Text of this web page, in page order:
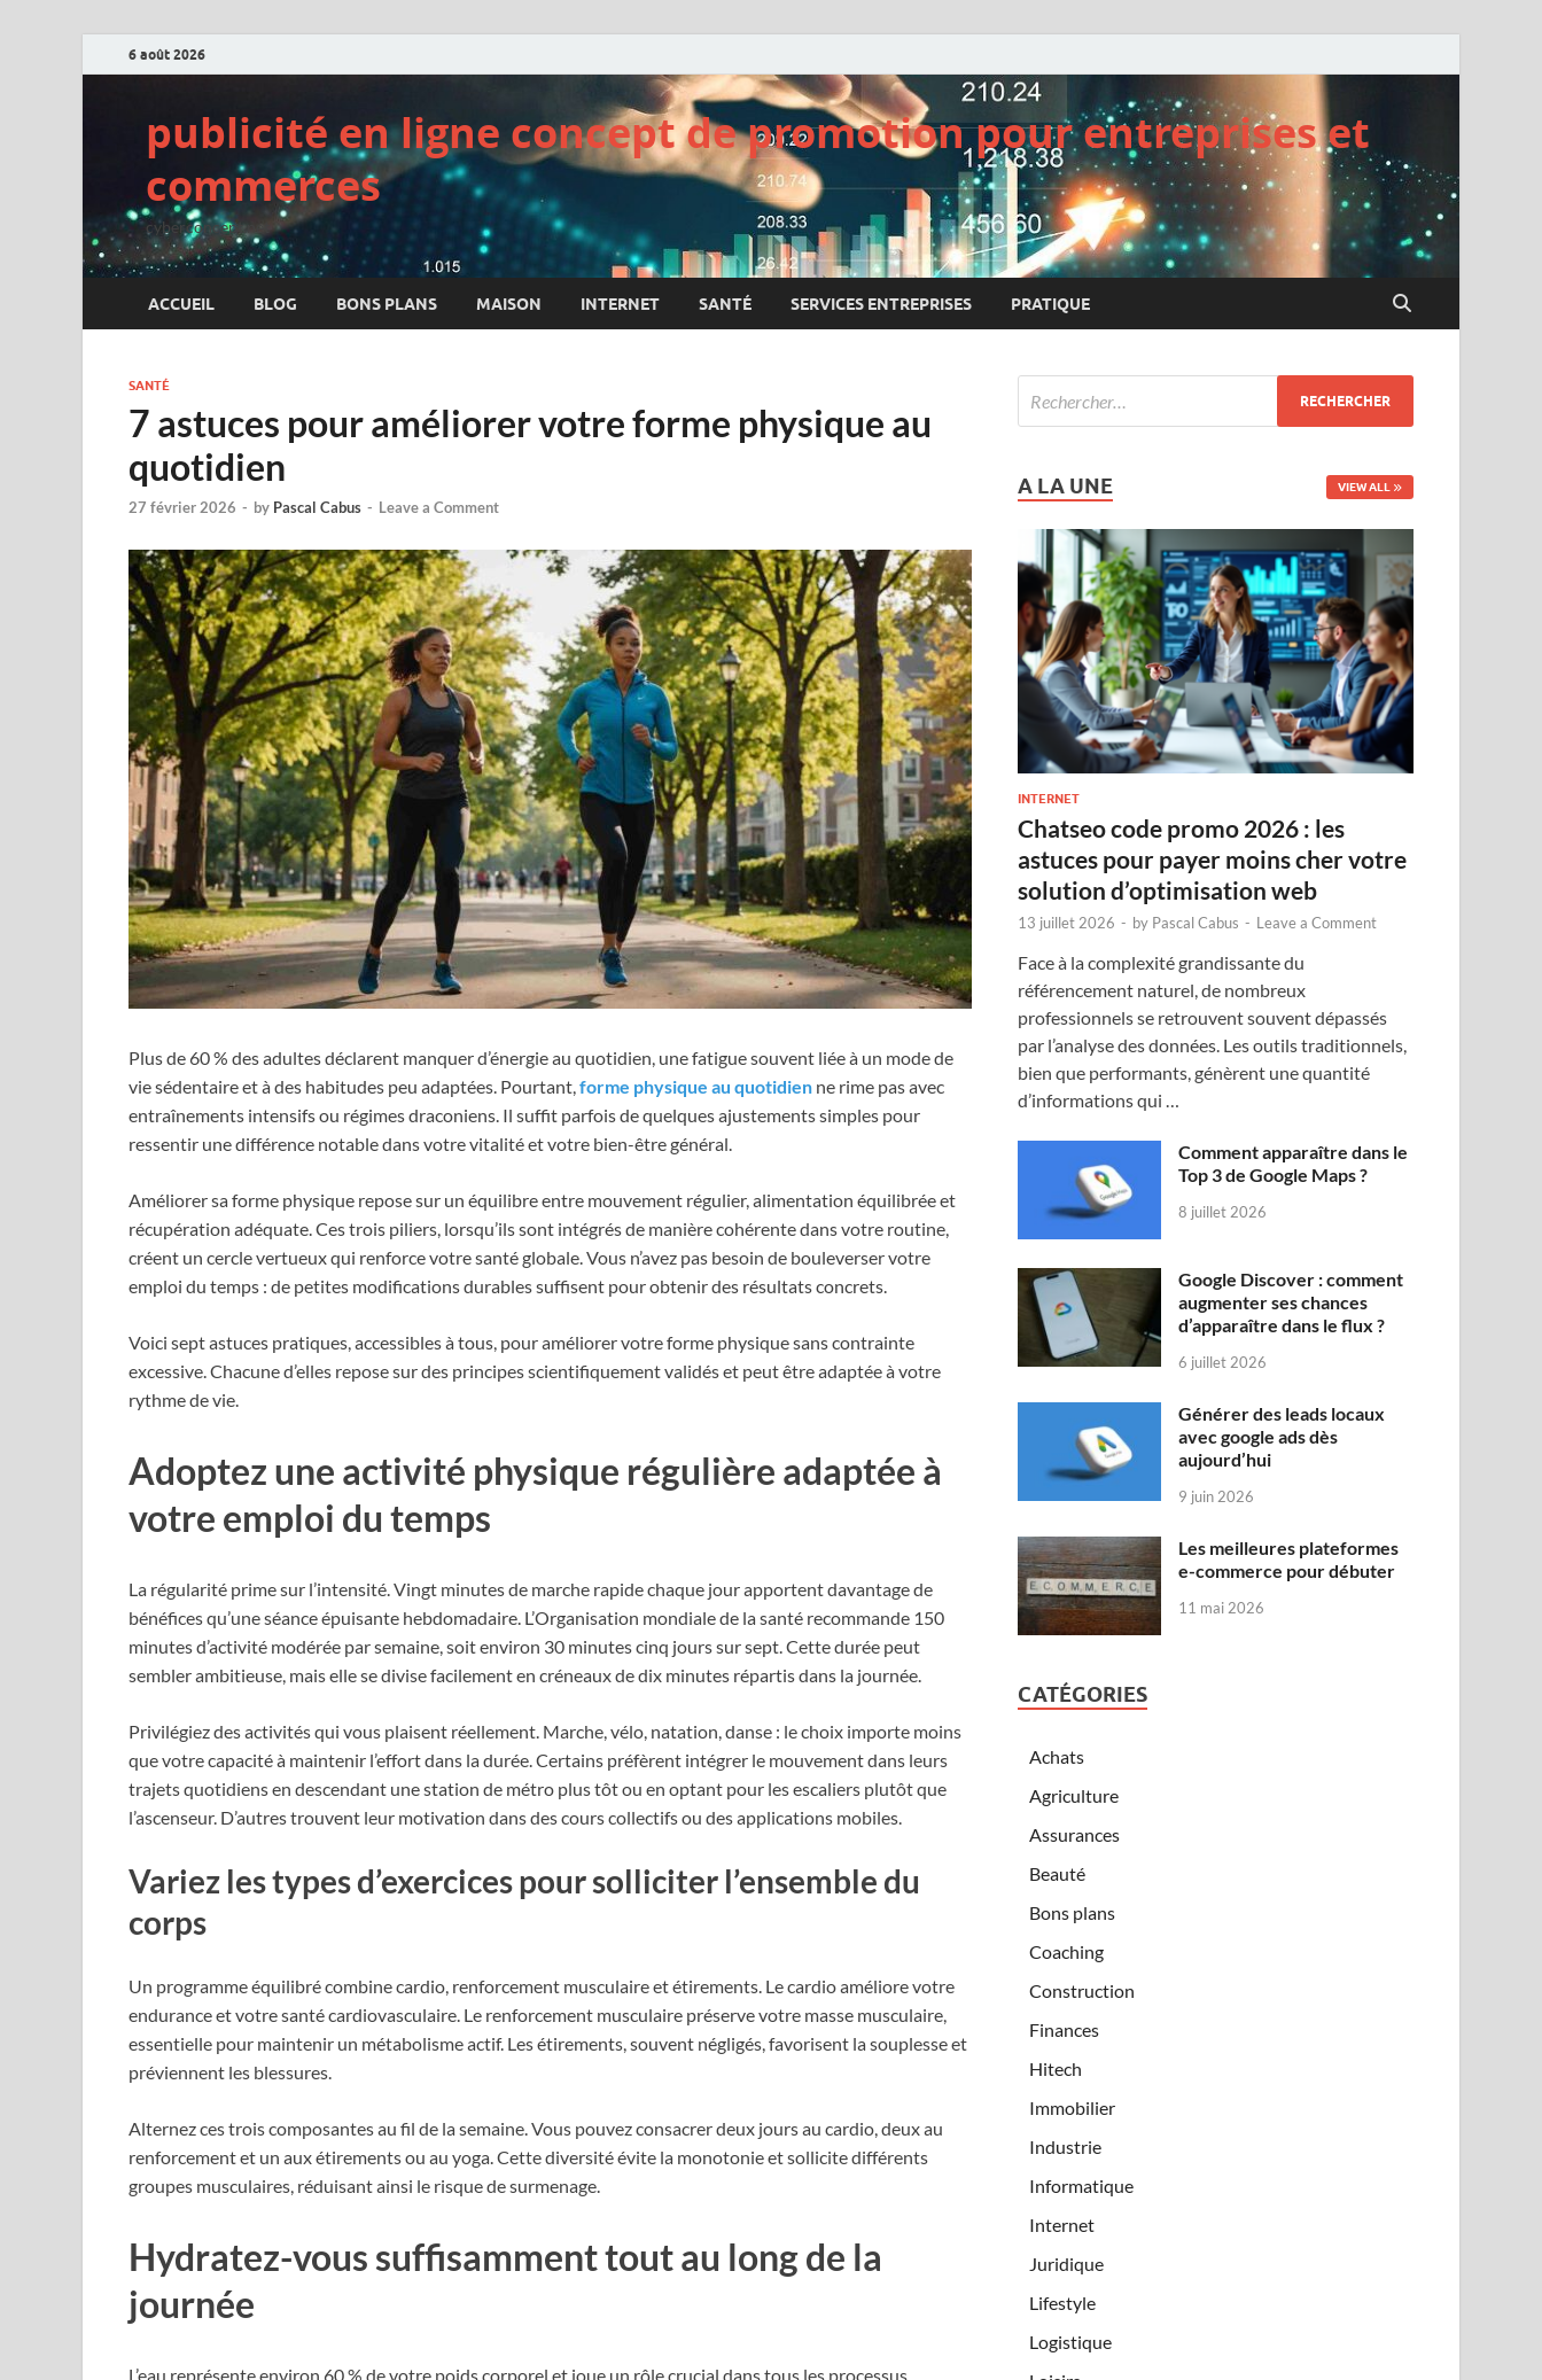
6 août 2026
publicité en ligne concept de promotion pour entreprises et
commerces
cyberconcept.net
ACCUEIL BLOG BONS PLANS MAISON INTERNET SANTÉ SERVICES ENTREPRISES PRATIQUE
SANTÉ
7 astuces pour améliorer votre forme physique au
quotidien
27 février 2026 - by Pascal Cabus - Leave a Comment
Plus de 60 % des adultes déclarent manquer d’énergie au quotidien, une fatigue souvent liée à un mode de
vie sédentaire et à des habitudes peu adaptées. Pourtant,forme physique au quotidien ne rime pas avec
entraînements intensifs ou régimes draconiens. Il suffit parfois de quelques ajustements simples pour
ressentir une différence notable dans votre vitalité et votre bien-être général.
Améliorer sa forme physique repose sur un équilibre entre mouvement régulier, alimentation équilibrée et
récupération adéquate. Ces trois piliers, lorsqu’ils sont intégrés de manière cohérente dans votre routine,
créent un cercle vertueux qui renforce votre santé globale. Vous n’avez pas besoin de bouleverser votre
emploi du temps : de petites modifications durables suffisent pour obtenir des résultats concrets.
Voici sept astuces pratiques, accessibles à tous, pour améliorer votre forme physique sans contrainte
excessive. Chacune d’elles repose sur des principes scientifiquement validés et peut être adaptée à votre
rythme de vie.
Adoptez une activité physique régulière adaptée à
votre emploi du temps
La régularité prime sur l’intensité. Vingt minutes de marche rapide chaque jour apportent davantage de
bénéfices qu’une séance épuisante hebdomadaire. L’Organisation mondiale de la santé recommande 150
minutes d’activité modérée par semaine, soit environ 30 minutes cinq jours sur sept. Cette durée peut
sembler ambitieuse, mais elle se divise facilement en créneaux de dix minutes répartis dans la journée.
Privilégiez des activités qui vous plaisent réellement. Marche, vélo, natation, danse : le choix importe moins
que votre capacité à maintenir l’effort dans la durée. Certains préfèrent intégrer le mouvement dans leurs
trajets quotidiens en descendant une station de métro plus tôt ou en optant pour les escaliers plutôt que
l’ascenseur. D’autres trouvent leur motivation dans des cours collectifs ou des applications mobiles.
Variez les types d’exercices pour solliciter l’ensemble du
corps
Un programme équilibré combine cardio, renforcement musculaire et étirements. Le cardio améliore votre
endurance et votre santé cardiovasculaire. Le renforcement musculaire préserve votre masse musculaire,
essentielle pour maintenir un métabolisme actif. Les étirements, souvent négligés, favorisent la souplesse et
préviennent les blessures.
Alternez ces trois composantes au fil de la semaine. Vous pouvez consacrer deux jours au cardio, deux au
renforcement et un aux étirements ou au yoga. Cette diversité évite la monotonie et sollicite différents
groupes musculaires, réduisant ainsi le risque de surmenage.
Hydratez-vous suffisamment tout au long de la
journée
L’eau représente environ 60 % de votre poids corporel et joue un rôle crucial dans tous les processus
A LA UNE VIEW ALL
INTERNET
Chatseo code promo 2026 : les
astuces pour payer moins cher votre
solution d’optimisation web
13 juillet 2026 - by Pascal Cabus - Leave a Comment
Face à la complexité grandissante du
référencement naturel, de nombreux
professionnels se retrouvent souvent dépassés
par l’analyse des données. Les outils traditionnels,
bien que performants, génèrent une quantité
d’informations qui …
Comment apparaître dans le
Top 3 de Google Maps ?
8 juillet 2026
Google Discover : comment
augmenter ses chances
d’apparaître dans le flux ?
6 juillet 2026
Générer des leads locaux
avec google ads dès
aujourd’hui
9 juin 2026
Les meilleures plateformes
e-commerce pour débuter
11 mai 2026
CATÉGORIES
Achats
Agriculture
Assurances
Beauté
Bons plans
Coaching
Construction
Finances
Hitech
Immobilier
Industrie
Informatique
Internet
Juridique
Lifestyle
Logistique